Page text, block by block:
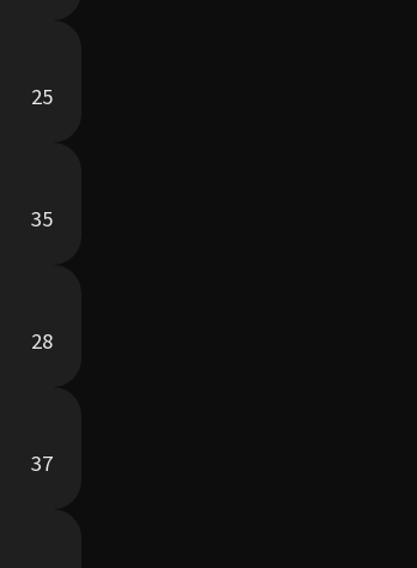
25
35
28
37